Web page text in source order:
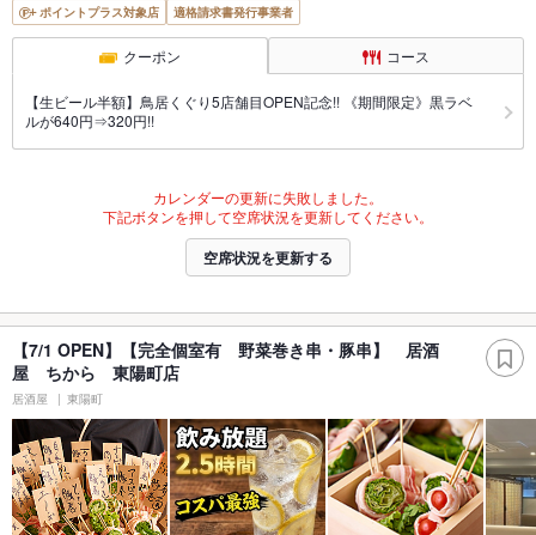
ポイントプラス対象店
適格請求書発行事業者
クーポン コース
【生ビール半額】鳥居くぐり5店舗目OPEN記念!! 《期間限定》黒ラベ
ルが640円⇒320円!!
カレンダーの更新に失敗しました。
下記ボタンを押して空席状況を更新してください。
空席状況を更新する
【7/1 OPEN】【完全個室有 野菜巻き串・豚串】 居酒
屋 ちから 東陽町店
居酒屋 東陽町